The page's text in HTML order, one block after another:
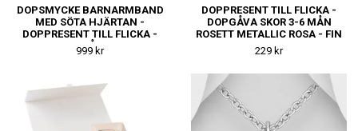
DOPSMYCKE BARNARMBAND
MED SÖTA HJÄRTAN -
DOPPRESENT TILL FLICKA -
FIN DOPGÅVA ELLER
NAMNGIVNINGSPRESENT
999 kr
DOPPRESENT TILL FLICKA -
DOPGÅVA SKOR 3-6 MÅN
ROSETT METALLIC ROSA - FIN
NAMNGIVNINGSPRESENT
229 kr